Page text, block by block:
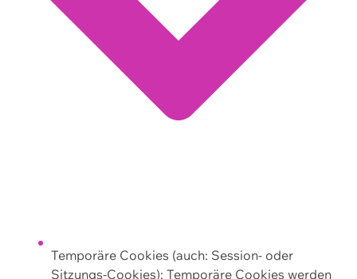
Temporäre Cookies (auch: Session- oder
Sitzungs-Cookies): Temporäre Cookies werden